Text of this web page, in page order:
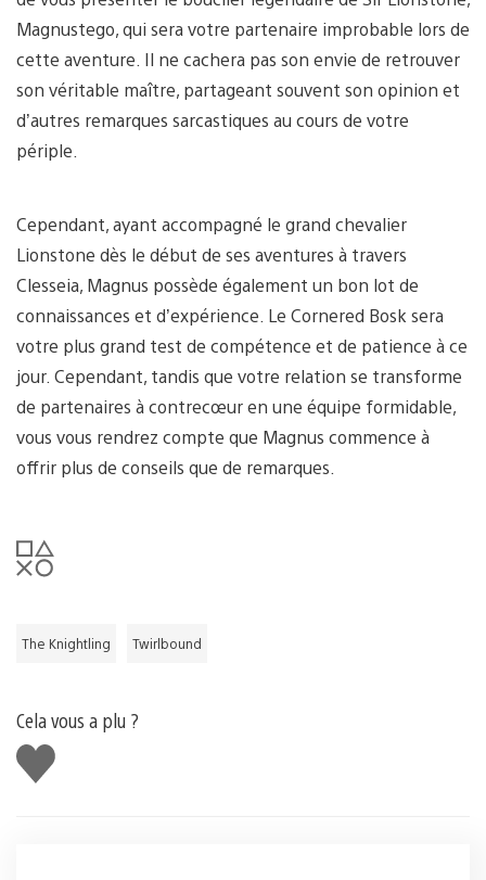
Magnustego, qui sera votre partenaire improbable lors de
cette aventure. Il ne cachera pas son envie de retrouver
son véritable maître, partageant souvent son opinion et
d’autres remarques sarcastiques au cours de votre
périple.
Cependant, ayant accompagné le grand chevalier
Lionstone dès le début de ses aventures à travers
Clesseia, Magnus possède également un bon lot de
connaissances et d’expérience. Le Cornered Bosk sera
votre plus grand test de compétence et de patience à ce
jour. Cependant, tandis que votre relation se transforme
de partenaires à contrecœur en une équipe formidable,
vous vous rendrez compte que Magnus commence à
offrir plus de conseils que de remarques.
The Knightling Twirlbound
Cela vous a plu ?
J'aime